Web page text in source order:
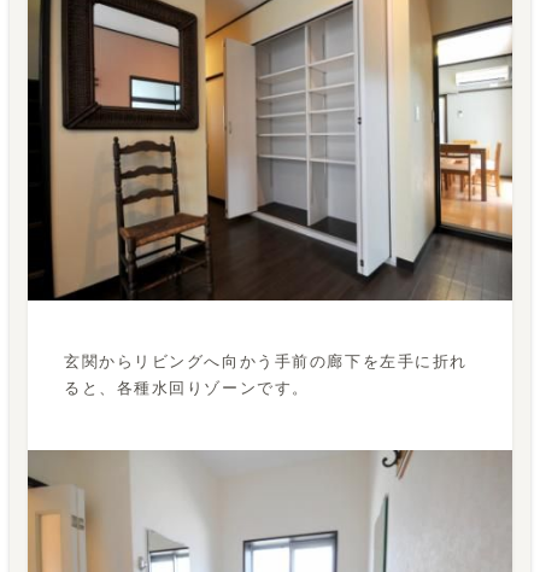
玄関からリビングへ向かう手前の廊下を左手に折れ
ると、各種水回りゾーンです。